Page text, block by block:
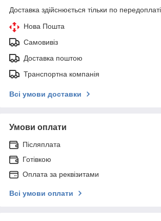
Доставка здійснюється тільки по передоплаті.
Нова Пошта
Самовивіз
Доставка поштою
Транспортна компанія
Всі умови доставки
Умови оплати
Післяплата
Готівкою
Оплата за реквізитами
Всі умови оплати